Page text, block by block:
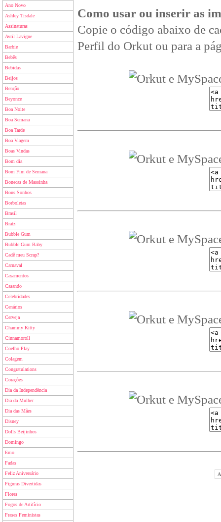
Ano Novo
Ashley Tisdale
Assinaturas
Avril Lavigne
Barbie
Bebês
Bebidas
Beijos
Benção
Beyonce
Boa Noite
Boa Semana
Boa Tarde
Boa Viagem
Boas Vindas
Bom dia
Bom Fim de Semana
Bonecas de Massinha
Bons Sonhos
Borboletas
Brasil
Bratz
Bubble Gum
Bubble Gum Baby
Cadê meu Scrap?
Carnaval
Casamentos
Casando
Celebridades
Cenários
Cerveja
Chammy Kitty
Cinnamoroll
Coelho Play
Colagem
Congratulations
Corações
Dia da Independência
Dia da Mulher
Dia das Mães
Disney
Dolls Beijinhos
Domingo
Emo
Fadas
Feliz Aniversário
Figuras Divertidas
Flores
Fogos de Artifício
Frases Feministas
Como usar ou inserir as
Copie o código abaixo de
Perfil do Orkut ou para a